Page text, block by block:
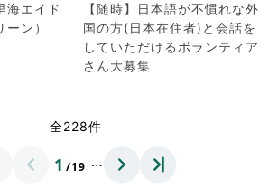
海エイド
ン）
【随時】日本語が不慣れな外
国の方(日本在住者)と会話を
していただけるボランティア
さん大募集
全228件
1 /19 …